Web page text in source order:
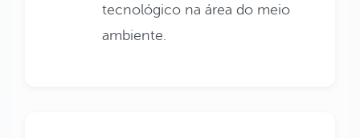
tecnológico na área do meio
ambiente.